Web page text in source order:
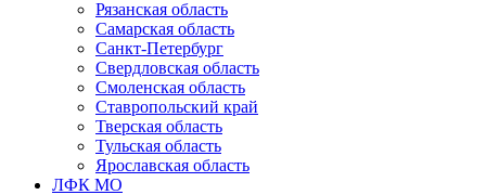
Рязанская область
Самарская область
Санкт-Петербург
Свердловская область
Смоленская область
Ставропольский край
Тверская область
Тульская область
Ярославская область
ЛФК МО